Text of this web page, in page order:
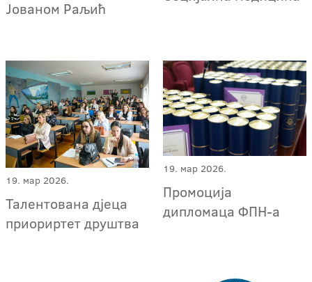
Јованом Раљић
19. мар 2026.
Талентована дјеца
приориртет друштва
19. мар 2026.
Промоција
дипломаца ФПН-а